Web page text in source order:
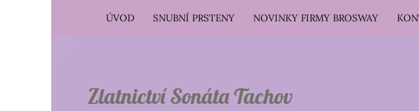
Zlatnictví Sonáta Tachov
ÚVOD SNUBNÍ PRSTENY NOVINKY FIRMY BROSWAY